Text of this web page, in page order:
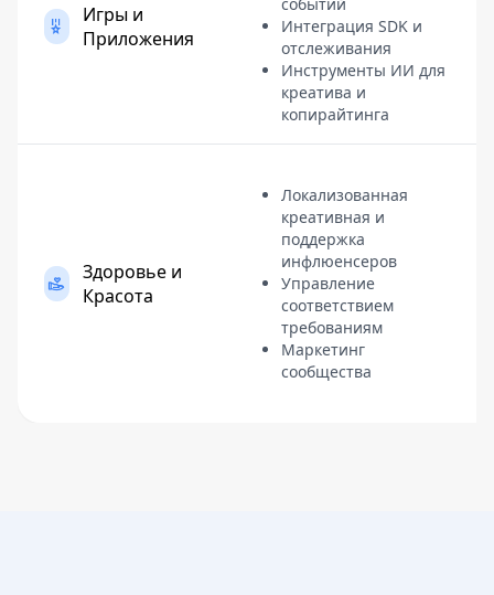
Игры и
Приложения
Интеграция SDK и
отслеживания
Инструменты ИИ для
креатива и
копирайтинга
Здоровье и
Красота
Локализованная
креативная и
поддержка
инфлюенсеров
Управление
соответствием
требованиям
Маркетинг
сообщества